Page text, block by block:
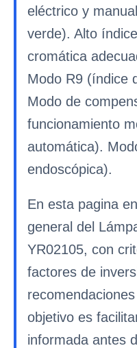
eléctrico y
verde). Alto
cromática
Modo R9 (índice
Modo de
funcionamiento
automática).
endoscópica).
En esta pagina
general del
YR02105, con
factores de
objetivo es
informada antes